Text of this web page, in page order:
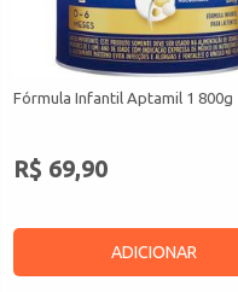
Fórmula Infantil Aptamil 1 800g
R$ 69,90
ADICIONAR